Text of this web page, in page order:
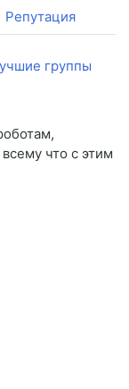
Репутация
группы
что с этим